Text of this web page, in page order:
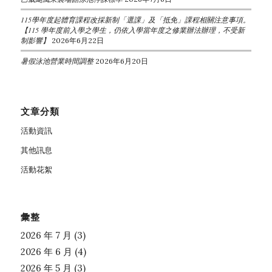
115學年度起體育課程改採新制「選課」及「抵免」課程相關注意事項。
【115 學年度前入學之學生，仍依入學當年度之修業辦法辦理，不受新
制影響】 2026年6月22日
暑假泳池營業時間調整 2026年6月20日
文章分類
活動資訊
其他訊息
活動花絮
彙整
2026 年 7 月 (3)
2026 年 6 月 (4)
2026 年 5 月 (3)